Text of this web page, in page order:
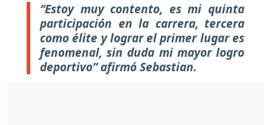
“Estoy muy contento, es mi quinta
participación en la carrera, tercera
como élite y lograr el primer lugar es
fenomenal, sin duda mi mayor logro
deportivo” afirmó Sebastian.